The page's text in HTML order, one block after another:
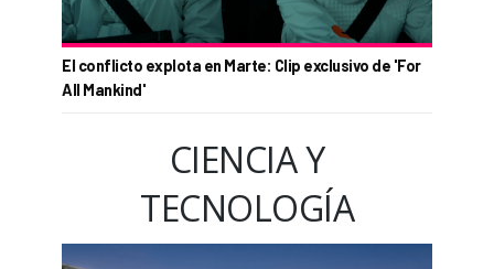
El conflicto explota en Marte: Clip exclusivo de 'For
All Mankind'
CIENCIA Y
TECNOLOGÍA